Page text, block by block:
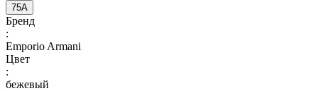
75A
Бренд
:
Emporio Armani
Цвет
:
бежевый